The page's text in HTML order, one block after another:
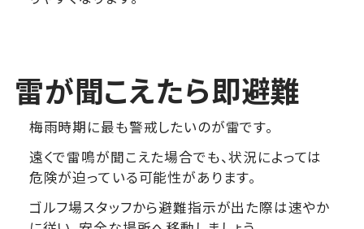
雷が聞こえたら即避難
梅雨時期に最も警戒したいのが雷です。
遠くで雷鳴が聞こえた場合でも、状況によっては
危険が迫っている可能性があります。
ゴルフ場スタッフから避難指示が出た際は速やか